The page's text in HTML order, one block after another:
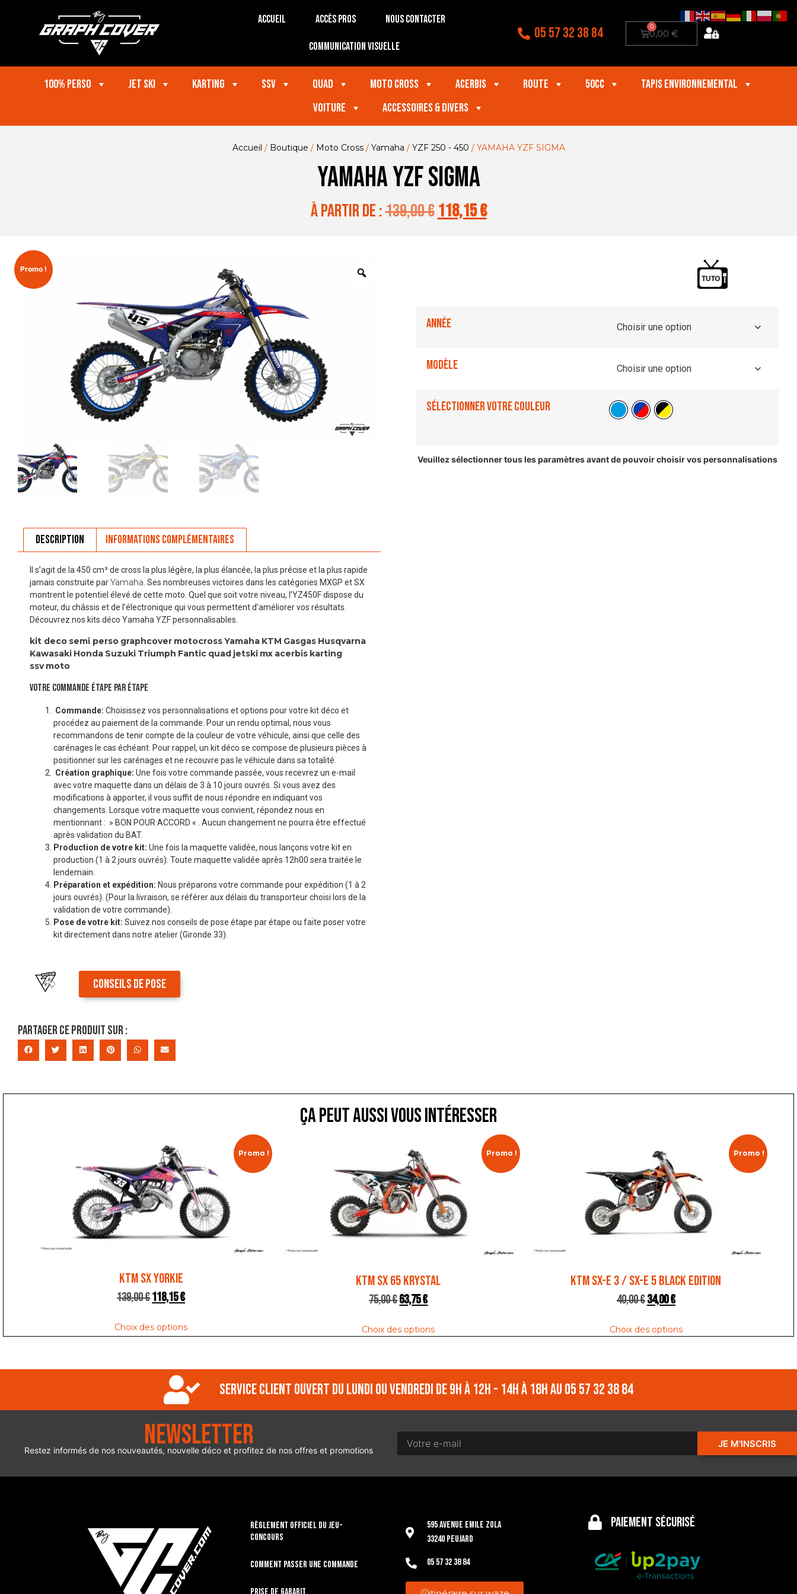
Accueil Accès Pros Nous contacter
Communication visuelle
05 57 32 38 84 0,00 €
0
100% perso Jet ski Karting SSV Quad Moto Cross Acerbis Route 50cc
Tapis Environnemental
VOITURE
Accessoires & divers
Accueil / Boutique / Moto Cross/ Yamaha / YZF 250 - 450 / YAMAHA YZF SIGMA
YAMAHA YZF SIGMA
à partir de :139,00€ 118,15€
Promo !
Description Informations complémentaires
Il s’agit de la 450 cm³ de cross la plus légère, la plus élancée, la plus précise et la plus rapide
jamais construite parYamaha. Ses nombreuses victoires dans les catégories MXGP et SX
montrent le potentiel élevé de cette moto. Quel que soit votre niveau, l’YZ450F dispose du
moteur, du châssis et de l’électronique qui vous permettent d’améliorer vos résultats.
Découvrez nos kits déco Yamaha YZF personnalisables.
kit deco semi perso graphcover motocrossYamaha KTM Gasgas Husqvarna
Kawasaki Honda Suzuki Triumph Fantic quad jetski mx acerbis karting
ssv moto
VOTRE COMMANDE ÉTAPE PAR ÉTAPE
Commande: Choisissez vos personnalisations et options pour votre kit déco et
procédez au paiement de la commande. Pour un rendu optimal, nous vous
recommandons de tenir compte de la couleur de votre véhicule, ainsi que celle des
carénages le cas échéant. Pour rappel, un kit déco se compose de plusieurs pièces à
positionner sur les carénages et ne recouvre pas le véhicule dans sa totalité.
Création graphique: Une fois votre commande passée, vous recevrez un e-mail
avec votre maquette dans un délais de 3 à 10 jours ouvrés. Si vous avez des
modifications à apporter, il vous suffit de nous répondre en indiquant vos
changements. Lorsque votre maquette vous convient, répondez nous en
mentionnant : » BON POUR ACCORD « . Aucun changement ne pourra être effectué
après validation du BAT.
Production de votre kit: Une fois la maquette validée, nous lançons votre kit en
production (1 à 2 jours ouvrés). Toute maquette validée après 12h00 sera traitée le
lendemain.
Préparation et expédition: Nous préparons votre commande pour expédition (1 à 2
jours ouvrés). (Pour la livraison, se référer aux délais du transporteur choisi lors de la
validation de votre commande).
Pose de votre kit: Suivez nos conseils de pose étape par étape ou faite poser votre
kit directement dans notre atelier (Gironde 33).
CONSEILS DE POSE
Partager ce produit sur :
Année
Modèle
Sélectionner votre couleur
Veuillez sélectionner tous les paramètres avant de pouvoir choisir vos personnalisations
ça peut aussi vous intéresser
Promo !
KTM SX YORKIE
139,00€118,15€
Choix des options
Promo !
KTM SX 65 KRYSTAL
75,00€63,75€
Choix des options
Promo !
KTM SX-E 3 / SX-E 5 BLACK EDITION
40,00€34,00€
Choix des options
Service client ouvert du lundi ou vendredi de 9h à 12h - 14h à 18h au 05 57 32 38 84
Newsletter
Restez informés de nos nouveautés, nouvelle déco et profitez de nos offres et promotions
JE M'INSCRIS
RÈGLEMENT OFFICIEL DU JEU-
CONCOURS
Comment passer une commande
595 Avenue Emile Zola
33240 Peujard
05 57 32 38 84
Paiement sécurisé